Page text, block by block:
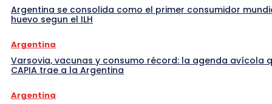
Argentina se consolida como el primer consumidor
huevo segun el ILH
Argentina
Varsovia, vacunas y consumo récord: la agenda avícola
CAPIA trae a la Argentina
Argentina